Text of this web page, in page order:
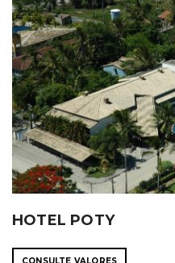
HOTEL POTY
CONSULTE VALORES